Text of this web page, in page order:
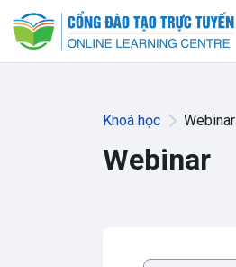
Chuyển tới nội dung chính
Khoá học Webinar
Webinar